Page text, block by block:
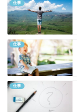
仕事
仕事
仕事